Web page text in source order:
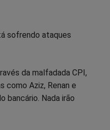
sofrendo ataques
da malfadada CPI,
como Aziz, Renan e
bancário. Nada irão